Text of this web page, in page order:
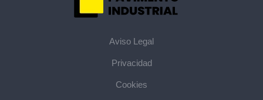
Aviso Legal
Privacidad
Cookies